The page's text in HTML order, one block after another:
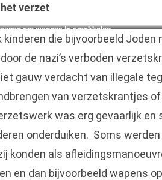
verzet
om wapens te smokkelen ,
kinderen die bijvoorbeeld
de nazi’s verboden
gauw verdacht van illegale
van verzetskrantjes
was erg gevaarlijk
onderduiken. Soms
konden als
en dan bijvoorbeeld wapens